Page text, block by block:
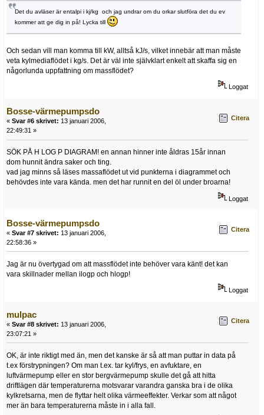
Det du avläser är entalpi i kj/kg och jag undrar om du orkar slutföra det du ev
kommer att ge dig in på! Lycka till
Och sedan vill man komma till kW, alltså kJ/s, vilket innebär att man måste
veta kylmediaflödet i kg/s. Det är väl inte självklart enkelt att skaffa sig en
någorlunda uppfattning om massflödet?
Loggat
Bosse-värmepumpsdo
« Svar #6 skrivet: 13 januari 2006,
22:49:31 »
Citera
SÖK PÅ H LOG P DIAGRAM! en annan hinner inte åldras 15år innan
dom hunnit ändra saker och ting.
vad jag minns så läses massaflödet ut vid punkterna i diagrammet och
behövdes inte vara kända. men det har runnit en del öl under broarna!
Loggat
Bosse-värmepumpsdo
« Svar #7 skrivet: 13 januari 2006,
22:58:36 »
Citera
Jag är nu övertygad om att massflödet inte behöver vara känt! det kan
vara skillnader mellan ilogp och hlogp!
Loggat
mulpac
« Svar #8 skrivet: 13 januari 2006,
23:07:21 »
Citera
OK, är inte riktigt med än, men det kanske är så att man puttar in data på
t.ex förstrypningen? Om man t.ex. tar kyl/frys, en avfuktare, en
luftvärmepump eller en stor bergvärmepump skulle det gå att hitta
driftlägen där temperaturerna motsvarar varandra ganska bra i de olika
kylkretsarna, men de flyttar helt olika värmeeffekter. Verkar som att något
mer än bara temperaturerna måste in i alla fall.